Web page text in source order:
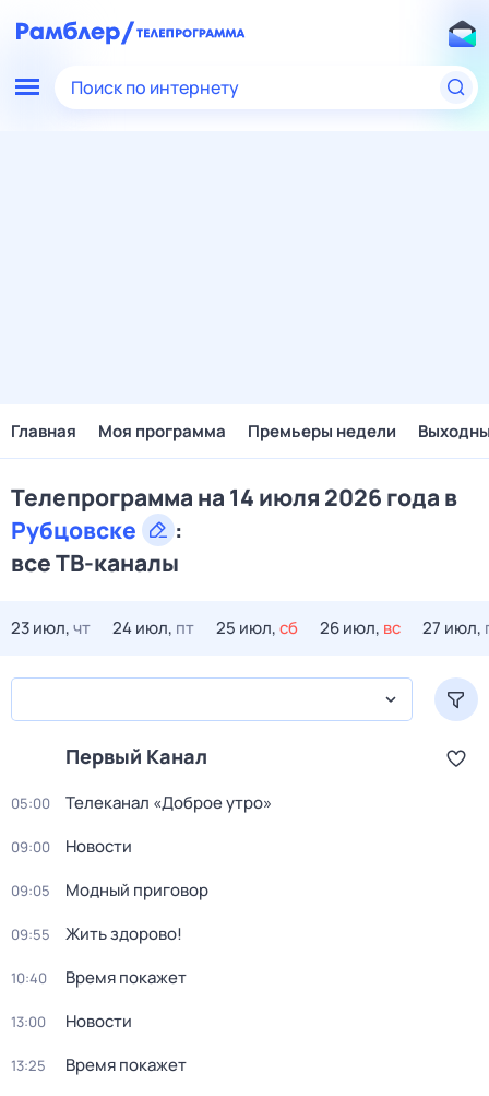
Поиск по интернету
Главная Моя программа Премьеры недели
Телепрограмма на 14 июля 2026 года в
Рубцовске
:
все ТВ-каналы
23 июл,чт 24 июл, пт 25 июл,сб 26 июл, вс 27 июл,
Первый Канал
05:00 Телеканал «Доброе утро»
09:00 Новости
09:05 Модный приговор
09:55 Жить здорово!
10:40 Время покажет
13:00 Новости
13:25 Время покажет